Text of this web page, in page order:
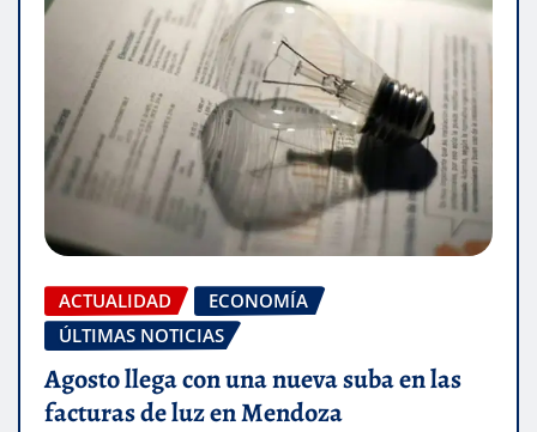
ACTUALIDAD
ECONOMÍA
ÚLTIMAS NOTICIAS
Agosto llega con una nueva suba en las
facturas de luz en Mendoza